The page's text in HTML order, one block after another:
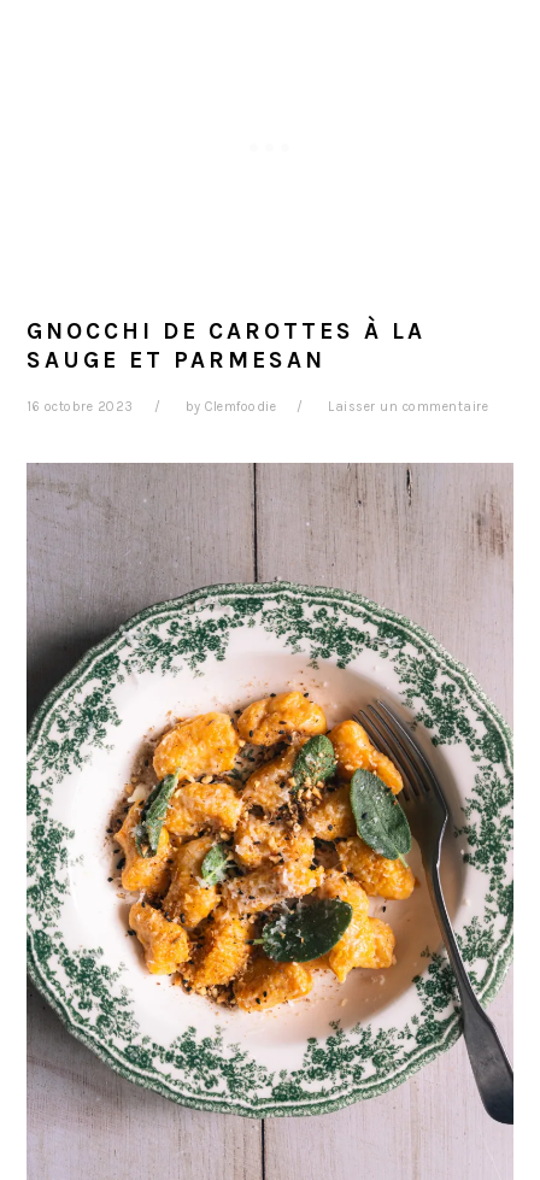
GNOCCHI DE CAROTTES À LA
SAUGE ET PARMESAN
16 octobre 2023 byClemfoodie Laisser un commentaire